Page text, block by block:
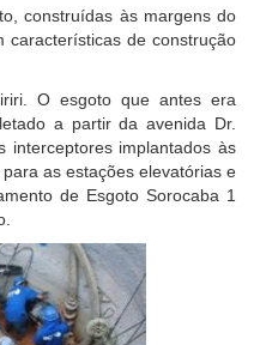
construídas às margens do
características de construção
O esgoto que antes era
a partir da avenida Dr.
interceptores implantados às
as estações elevatórias e
de Esgoto Sorocaba 1